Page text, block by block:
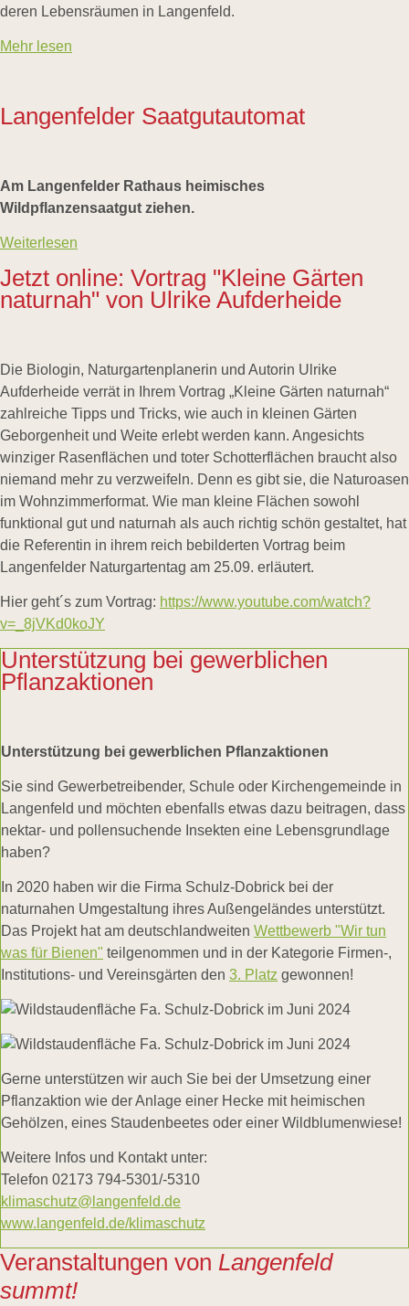
deren Lebensräumen in Langenfeld.
Mehr lesen
Langenfelder Saatgutautomat
Am Langenfelder Rathaus heimisches
Wildpflanzensaatgut ziehen.
Weiterlesen
Jetzt online: Vortrag "Kleine Gärten
naturnah" von Ulrike Aufderheide
Die Biologin, Naturgartenplanerin und Autorin Ulrike
Aufderheide verrät in Ihrem Vortrag „Kleine Gärten naturnah“
zahlreiche Tipps und Tricks, wie auch in kleinen Gärten
Geborgenheit und Weite erlebt werden kann. Angesichts
winziger Rasenflächen und toter Schotterflächen braucht also
niemand mehr zu verzweifeln. Denn es gibt sie, die Naturoasen
im Wohnzimmerformat. Wie man kleine Flächen sowohl
funktional gut und naturnah als auch richtig schön gestaltet, hat
die Referentin in ihrem reich bebilderten Vortrag beim
Langenfelder Naturgartentag am 25.09. erläutert.
Hier geht´s zum Vortrag: https://www.youtube.com/watch?
v=_8jVKd0koJY
Unterstützung bei gewerblichen
Pflanzaktionen
Unterstützung bei gewerblichen Pflanzaktionen
Sie sind Gewerbetreibender, Schule oder Kirchengemeinde in
Langenfeld und möchten ebenfalls etwas dazu beitragen, dass
nektar- und pollensuchende Insekten eine Lebensgrundlage
haben?
In 2020 haben wir die Firma Schulz-Dobrick bei der
naturnahen Umgestaltung ihres Außengeländes unterstützt.
Das Projekt hat am deutschlandweiten Wettbewerb "Wir tun
was für Bienen" teilgenommen und in der Kategorie Firmen-,
Institutions- und Vereinsgärten den 3. Platz gewonnen!
Gerne unterstützen wir auch Sie bei der Umsetzung einer
Pflanzaktion wie der Anlage einer Hecke mit heimischen
Gehölzen, eines Staudenbeetes oder einer Wildblumenwiese!
Weitere Infos und Kontakt unter:
Telefon 02173 794-5301/-5310
klimaschutz@langenfeld.de
www.langenfeld.de/klimaschutz
Veranstaltungen von Langenfeld
summt!